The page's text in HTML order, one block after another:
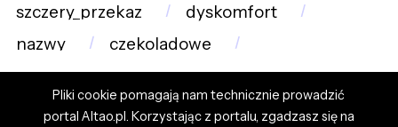
szczery_przekaz
dyskomfort
nazwy
czekoladowe
Pliki cookie pomagają nam technicznie prowadzić
portal Altao.pl. Korzystając z portalu, zgadzasz się na